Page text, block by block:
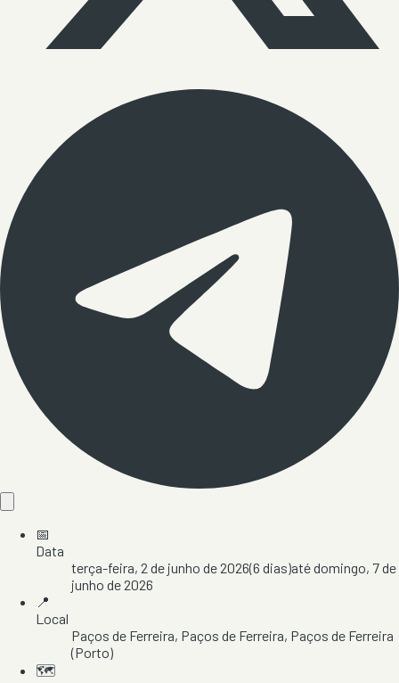
📅
Data
terça-feira, 2 de junho de 2026(6 dias)atédomingo, 7 de
junho de 2026
📍
Local
Paços de Ferreira, Paços de Ferreira, Paços de Ferreira
(Porto)
🗺️